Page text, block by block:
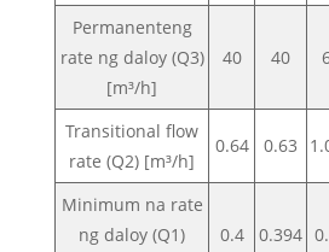
Permanenteng
rate ng daloy (Q3)
[m³/h]
40 40
Transitional flow
rate (Q2) [m³/h]
0.64 0.63
Minimum na rate
ng daloy (Q1)
0.4 0.394